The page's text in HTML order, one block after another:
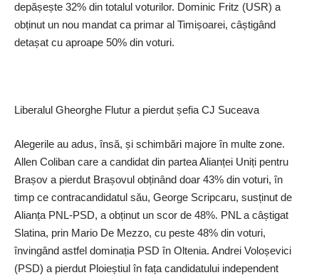
depășește 32% din totalul voturilor. Dominic Fritz (USR) a
obținut un nou mandat ca primar al Timișoarei, câștigând
detașat cu aproape 50% din voturi.
Liberalul Gheorghe Flutur a pierdut șefia CJ Suceava
Alegerile au adus, însă, și schimbări majore în multe zone.
Allen Coliban care a candidat din partea Alianței Uniți pentru
Brașov a pierdut Brașovul obținând doar 43% din voturi, în
timp ce contracandidatul său, George Scripcaru, susținut de
Alianța PNL-PSD, a obținut un scor de 48%. PNL a câștigat
Slatina, prin Mario De Mezzo, cu peste 48% din voturi,
învingând astfel dominația PSD în Oltenia. Andrei Voloșevici
(PSD) a pierdut Ploieștiul în fața candidatului independent